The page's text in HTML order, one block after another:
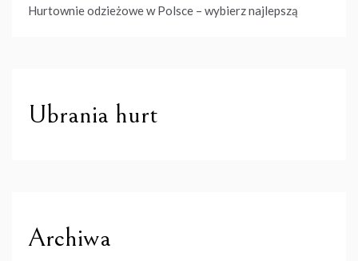
Hurtownie odzieżowe w Polsce – wybierz najlepszą
Ubrania hurt
Archiwa